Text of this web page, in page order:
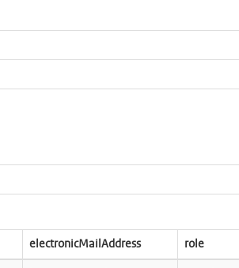
electronicMailAddress role